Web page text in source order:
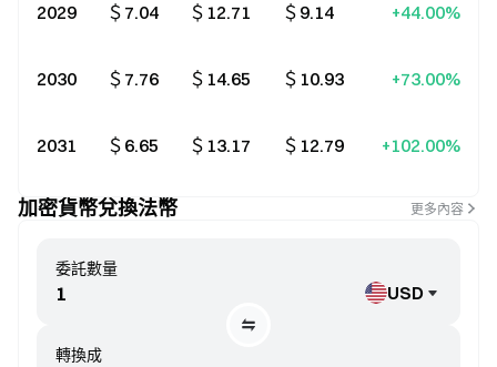
2029 ＄7.04 ＄12.71 ＄9.14 +44.00%
2030 ＄7.76 ＄14.65 ＄10.93 +73.00%
2031 ＄6.65 ＄13.17 ＄12.79 +102.00%
加密貨幣兌換法幣 更多內容
轉換成
委託數量
USD